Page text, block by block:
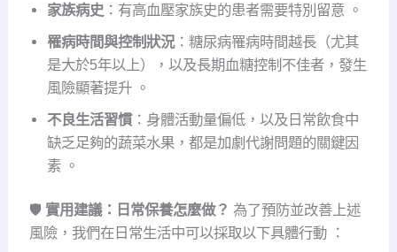
家族病史 ：有高血壓家族史的患者需要特別留意 。
罹病時間與控制狀況：糖尿病罹病時間越長（尤其
是大於5年以上），以及長期血糖控制不佳者，發生
風險顯著提升 。
不良生活習慣：身體活動量偏低，以及日常飲食中
缺乏足夠的蔬菜水果，都是加劇代謝問題的關鍵因
素 。
🛡️ 實用建議：日常保養怎麼做？ 為了預防並改善上述
風險，我們在日常生活中可以採取以下具體行動
：